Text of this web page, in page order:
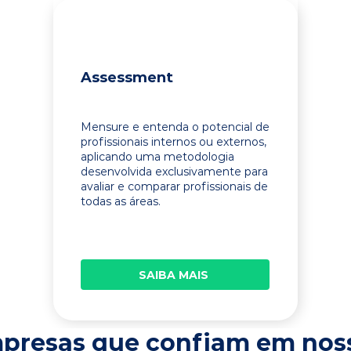
Assessment
Mensure e entenda o potencial de
profissionais internos ou externos,
aplicando uma metodologia
desenvolvida exclusivamente para
avaliar e comparar profissionais de
todas as áreas.
SAIBA MAIS
que confiam em